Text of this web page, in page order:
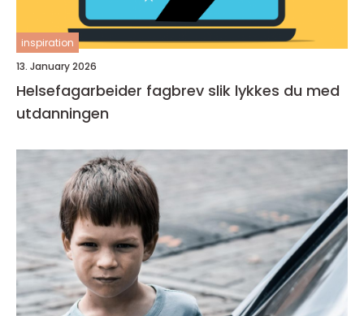
inspiration
13. January 2026
Helsefagarbeider fagbrev slik lykkes du med
utdanningen